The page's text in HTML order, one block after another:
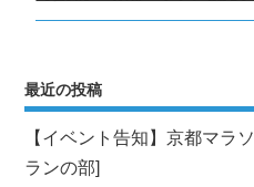
ー
ョ
ン
post:
最近の投稿
【イベント告知】京都マ
ランの部]